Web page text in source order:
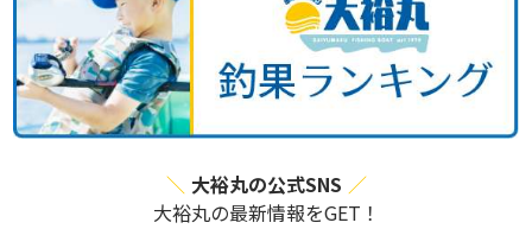
大裕丸の公式SNS
大裕丸の最新情報をGET！